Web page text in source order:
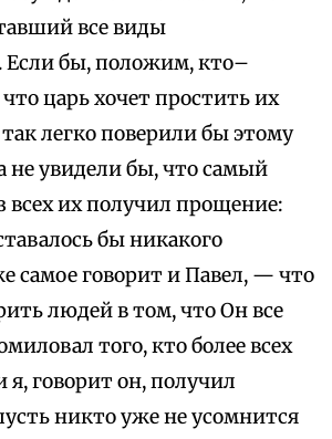
все виды
Если бы, положим, кто–
царь хочет простить их
так легко поверили бы этому
не увидели бы, что самый
всех их получил прощение:
бы никакого
самое говорит и Павел, — что
людей в том, что Он все
того, кто более всех
я, говорит он, получил
никто уже не усомнится